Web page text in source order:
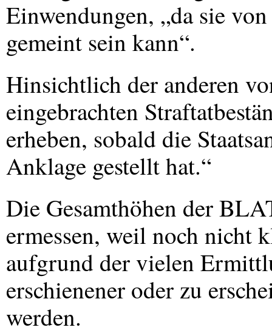
Einwendungen, „da sie
gemeint sein kann“.
Hinsichtlich der anderen
eingebrachten
erheben, sobald die
Anklage gestellt hat.“
Die Gesamthöhen der
ermessen, weil noch nicht
aufgrund der vielen
erschienener oder zu
werden.